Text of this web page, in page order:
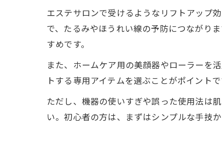
エステサロンで受けるようなリフトアップ
で、たるみやほうれい線の予防につながり
すめです。
また、ホームケア用の美顔器やローラーを
トする専用アイテムを選ぶことがポイント
ただし、機器の使いすぎや誤った使用法は
い。初心者の方は、まずはシンプルな手技